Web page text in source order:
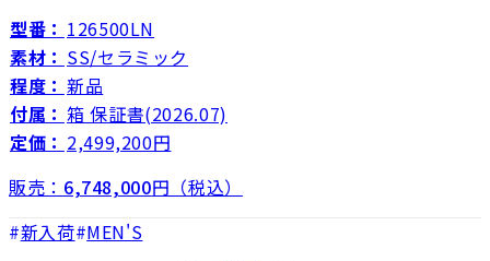
型番： 126500LN
素材： SS/セラミック
程度： 新品
付属： 箱 保証書(2026.07)
定価： 2,499,200円
販売： 6,748,000円（税込）
新入荷 MEN'S